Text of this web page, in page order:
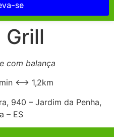
se
Grill
com balança
⟷ 1,2km
940 – Jardim da Penha,
– ES